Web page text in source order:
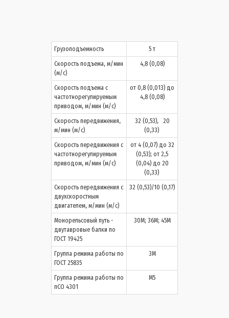
Грузоподъемность 5 т
Скорость подъема, м/мин
(м/с)
4,8 (0,08)
Скорость подъема с
частотнорегулируемым
приводом, м/мин (м/с)
от 0,8 (0,013) до
4,8 (0,08)
Скорость передвижения,
м/мин (м/с)
32 (0,53), 20
(0,33)
Скорость передвижения с
частотнорегулируемым
приводом, м/мин (м/с)
от 4 (0,07) до 32
(0,53); от 2,5
(0,04) до 20
(0,33)
Скорость передвижения с
двухскоростным
двигателем, м/мин (м/с)
32 (0,53)/10 (0,17)
Монорельсовый путь -
двутавровые балки по
ГОСТ 19425
30М; 36М; 45М
Группа режима работы по
ГОСТ 25835
3М
Группа режима работы по
пСО 4301
М5